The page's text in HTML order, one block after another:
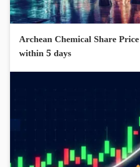
Archean Chemical Share
within 5 days